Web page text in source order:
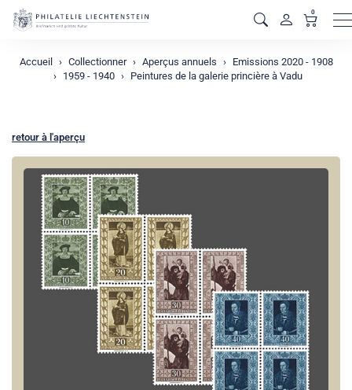
0
Accueil Collectionner Aperçus annuels
Emissions 2020 - 1908
1959 - 1940
Peintures de la galerie princière à Vadu
retour à l'aperçu